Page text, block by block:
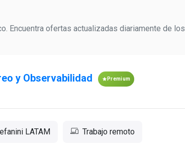
Encuentra ofertas actualizadas diariamente de los
y Observabilidad Premium
LATAM Trabajo remoto